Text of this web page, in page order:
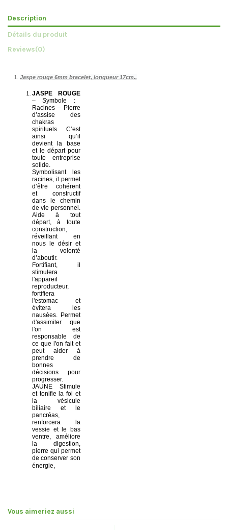
Description
Détails du produit
Reviews(0)
Jaspe rouge 6mm bracelet, longueur 17cm.,
JASPE ROUGE
– Symbole :
Racines – Pierre
d’assise des
chakras
spirituels. C’est
ainsi qu’il
devient la base
et le départ pour
toute entreprise
solide.
Symbolisant les
racines, il permet
d’être cohérent
et constructif
dans le chemin
de vie personnel.
Aide à tout
départ, à toute
construction,
réveillant en
nous le désir et
la volonté
d’aboutir.
Fortifiant, il
stimulera
l'appareil
reproducteur,
fortifiera
l'estomac et
évitera les
nausées. Permet
d'assimiler que
l'on est
responsable de
ce que l'on fait et
peut aider à
prendre de
bonnes
décisions pour
progresser.
JAUNE Stimule
et tonifie la foi et
la vésicule
biliaire et le
pancréas,
renforcera la
vessie et le bas
ventre, améliore
la digestion,
pierre qui permet
de conserver son
énergie,
Vous aimeriez aussi